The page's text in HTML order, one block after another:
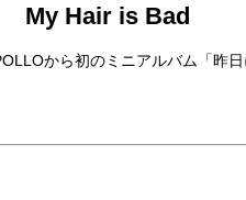
My Hair is Bad
から初のミニアルバム「昨